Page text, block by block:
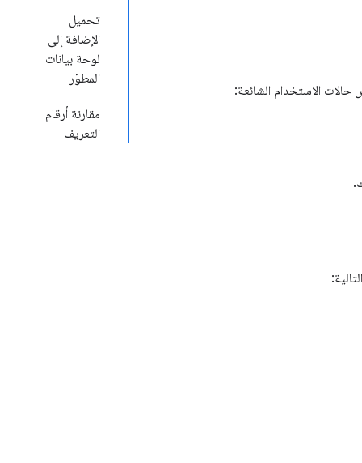
تحميل
الإضافة إلى
لوحة بيانات
المطوّر
مقارنة أرقام
التعريف
الاستخدام الشائعة: